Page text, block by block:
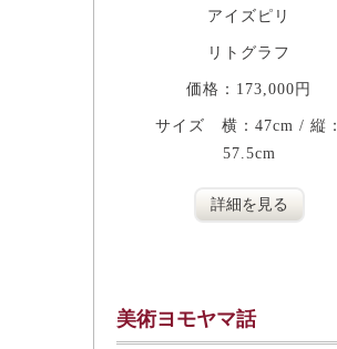
アイズピリ
リトグラフ
価格：173,000円
サイズ 横：47cm / 縦：
57.5cm
詳細を見る
美術ヨモヤマ話